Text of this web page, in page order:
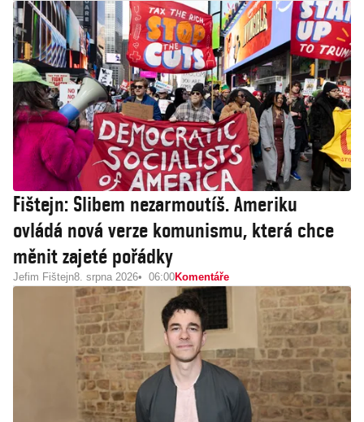
Fištejn: Slibem nezarmoutíš. Ameriku
ovládá nová verze komunismu, která chce
měnit zajeté pořádky
Jefim Fištejn8. srpna 2026 06:00Komentáře